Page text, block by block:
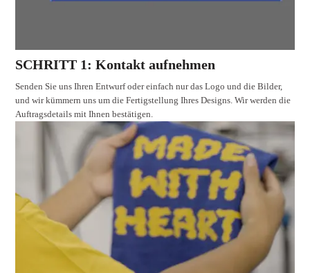
SCHRITT 1: Kontakt aufnehmen
Senden Sie uns Ihren Entwurf oder einfach nur das Logo und die Bilder,
und wir kümmern uns um die Fertigstellung Ihres Designs. Wir werden die
Auftragsdetails mit Ihnen bestätigen.